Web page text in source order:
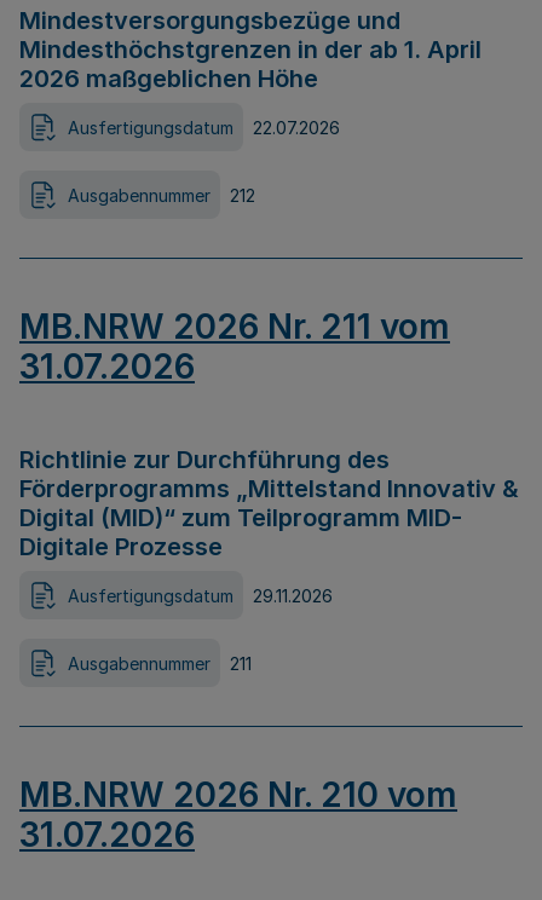
Mindestversorgungsbezüge und
Mindesthöchstgrenzen in der ab 1. April
2026 maßgeblichen Höhe
Ausfertigungsdatum 22.07.2026
Ausgabennummer 212
MB.NRW 2026 Nr. 211 vom
31.07.2026
Richtlinie zur Durchführung des
Förderprogramms „Mittelstand Innovativ &
Digital (MID)“ zum Teilprogramm MID-
Digitale Prozesse
Ausfertigungsdatum 29.11.2026
Ausgabennummer 211
MB.NRW 2026 Nr. 210 vom
31.07.2026